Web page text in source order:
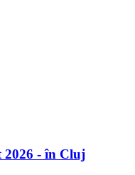
2026 - în Cluj